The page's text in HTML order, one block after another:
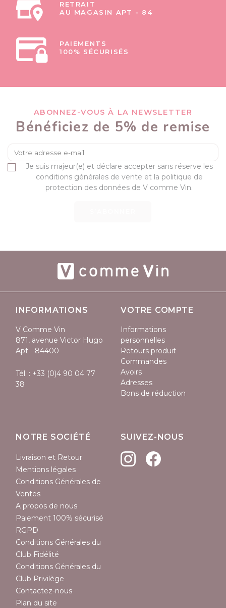
RETRAIT
AU MAGASIN APT - 84
PAIEMENTS
100% SÉCURISÉS
ABONNEZ-VOUS À LA NEWSLETTER
Bénéficiez de 5% de remise
Je suis majeur(e) et déclare accepter sans réserve les
conditions générales de vente et la politique de
protection des données de V comme Vin.
INFORMATIONS
V Comme Vin
871, avenue Victor Hugo
Apt - 84400
Tél. : +33 (0)4 90 04 77
38
VOTRE COMPTE
Informations
personnelles
Retours produit
Commandes
Avoirs
Adresses
Bons de réduction
NOTRE SOCIÉTÉ
Livraison et Retour
Mentions légales
Conditions Générales de
Ventes
A propos de nous
Paiement 100% sécurisé
RGPD
Conditions Générales du
Club Fidélité
Conditions Générales du
Club Privilège
Contactez-nous
Plan du site
SUIVEZ-NOUS